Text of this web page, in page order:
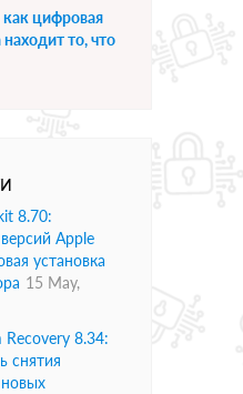
как цифровая
то, что
8.70:
Apple
установка
15 May,
Recovery 8.34:
снятия